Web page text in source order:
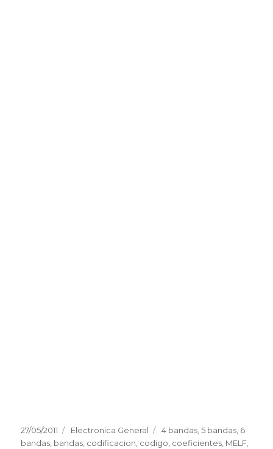
Posted
on
27/05/2011 Categories
Electronica General Tags
4 bandas,5 bandas, 6
bandas, bandas, codificacion, codigo, coeficientes, MELF,